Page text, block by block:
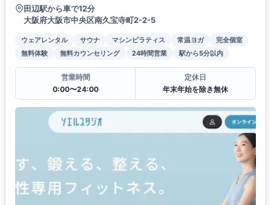
田辺駅から車で12分
大阪府大阪市中央区南久宝寺町2-2-5
ウェアレンタル サウナ マシンピラティス 常温ヨガ
完全個室
無料体験
無料カウンセリング 24時間営業 駅から5分以内
営業時間
0:00〜24:00
定休日
年末年始を除き無休